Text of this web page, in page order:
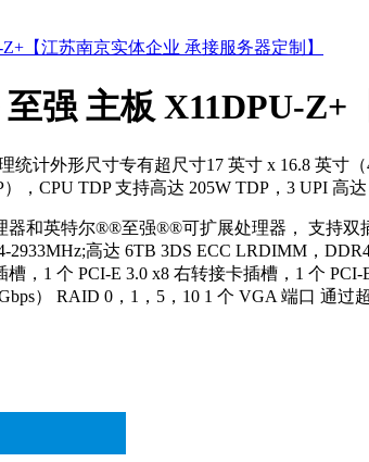
强 主板 X11DPU-Z+
统计外形尺寸专有超尺寸17 英寸 x 16.8 英
，CPU TDP 支持高达 205W TDP，3 UPI 高
和英特尔®®至强®®可扩展处理器， 支持双
2933MHz;高达 6TB 3DS ECC LRDIMM，
槽，1 个 PCI-E 3.0 x8 右转接卡插槽，1 个
） RAID 0，1，5，10 1 个 VGA 端口 通过